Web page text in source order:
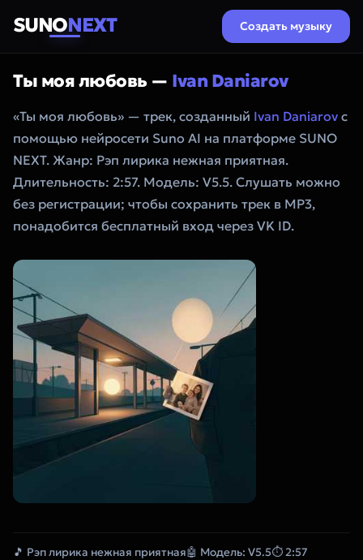
SUNONEXT Создать музыку
Ты моя любовь — Ivan Daniarov
«Ты моя любовь» — трек, созданный Ivan Daniarov с
помощью нейросети Suno AI на платформе SUNO
NEXT. Жанр: Рэп лирика нежная приятная.
Длительность: 2:57. Модель: V5.5. Слушать можно
без регистрации; чтобы сохранить трек в MP3,
понадобится бесплатный вход через VK ID.
🎵 Рэп лирика нежная приятная🤖 Модель: V5.5⏱ 2:57